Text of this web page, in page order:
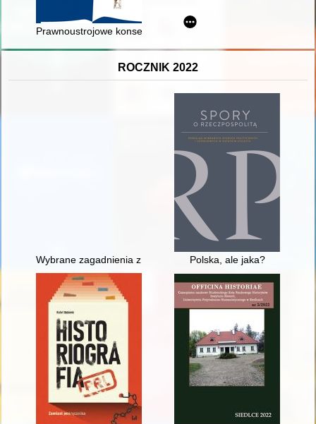
Prawnoustrojowe konsekwencje artykułu 88 Traktatu
ROCZNIK 2022
Wybrane zagadnienia z dziejów Kościoła i parafii w Rzekuniu
Polska, ale jaka?